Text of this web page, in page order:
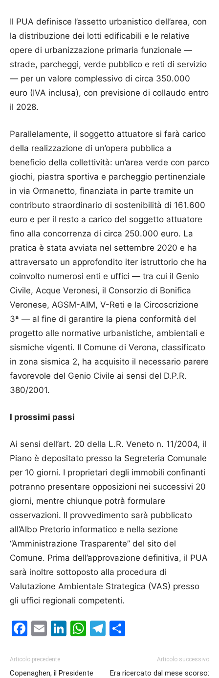
Il PUA definisce l’assetto urbanistico dell’area, con
la distribuzione dei lotti edificabili e le relative
opere di urbanizzazione primaria funzionale —
strade, parcheggi, verde pubblico e reti di servizio
— per un valore complessivo di circa 350.000
euro (IVA inclusa), con previsione di collaudo entro
il 2028.
Parallelamente, il soggetto attuatore si farà carico
della realizzazione di un’opera pubblica a
beneficio della collettività: un’area verde con parco
giochi, piastra sportiva e parcheggio pertinenziale
in via Ormanetto, finanziata in parte tramite un
contributo straordinario di sostenibilità di 161.600
euro e per il resto a carico del soggetto attuatore
fino alla concorrenza di circa 250.000 euro. La
pratica è stata avviata nel settembre 2020 e ha
attraversato un approfondito iter istruttorio che ha
coinvolto numerosi enti e uffici — tra cui il Genio
Civile, Acque Veronesi, il Consorzio di Bonifica
Veronese, AGSM-AIM, V-Reti e la Circoscrizione
3ª — al fine di garantire la piena conformità del
progetto alle normative urbanistiche, ambientali e
sismiche vigenti. Il Comune di Verona, classificato
in zona sismica 2, ha acquisito il necessario parere
favorevole del Genio Civile ai sensi del D.P.R.
380/2001.
I prossimi passi
Ai sensi dell’art. 20 della L.R. Veneto n. 11/2004, il
Piano è depositato presso la Segreteria Comunale
per 10 giorni. I proprietari degli immobili confinanti
potranno presentare opposizioni nei successivi 20
giorni, mentre chiunque potrà formulare
osservazioni. Il provvedimento sarà pubblicato
all’Albo Pretorio informatico e nella sezione
“Amministrazione Trasparente” del sito del
Comune. Prima dell’approvazione definitiva, il PUA
sarà inoltre sottoposto alla procedura di
Valutazione Ambientale Strategica (VAS) presso
gli uffici regionali competenti.
Facebook
EmailLinkedIn
WhatsApp
Telegram
Articolo precedente
Copenaghen, il Presidente
Articolo successivo
Era ricercato dal mese scorso: